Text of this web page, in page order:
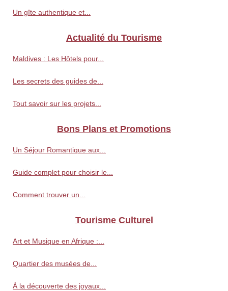
Un gîte authentique et...
Actualité du Tourisme
Maldives : Les Hôtels pour...
Les secrets des guides de...
Tout savoir sur les projets...
Bons Plans et Promotions
Un Séjour Romantique aux...
Guide complet pour choisir le...
Comment trouver un...
Tourisme Culturel
Art et Musique en Afrique :...
Quartier des musées de...
À la découverte des joyaux...